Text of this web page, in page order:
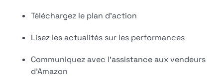
Téléchargez le plan d'action
Lisez les actualités sur les performances
Communiquez avec l'assistance aux vendeurs
d'Amazon